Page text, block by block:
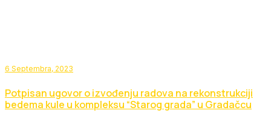
6 Septembra, 2023
Potpisan ugovor o izvođenju radova na rekonstrukciji
bedema kule u kompleksu “Starog grada” u Gradačcu